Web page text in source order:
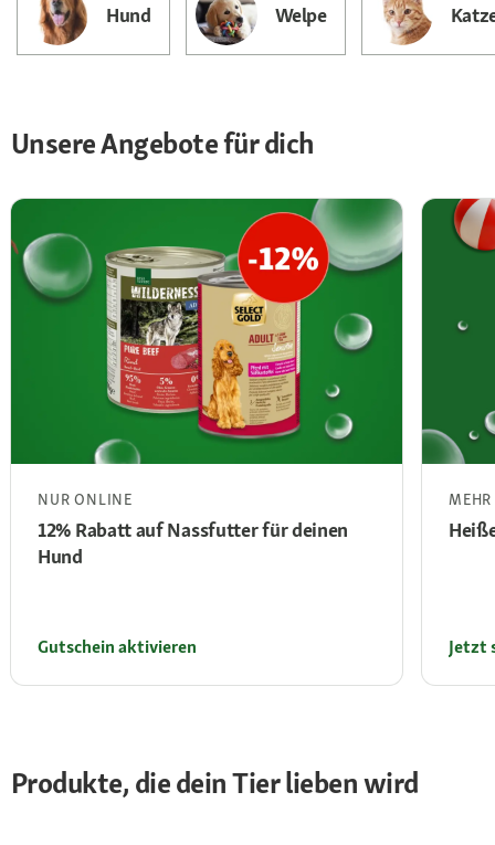
Hund Welpe
Unsere Angebote für dich
NUR ONLINE
12% Rabatt auf Nassfutter für deinen
Hund
Gutschein aktivieren Jetzt
Produkte, die dein Tier lieben wird